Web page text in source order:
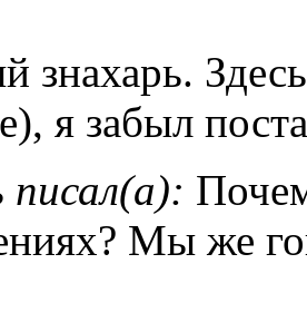
знахарь.
я забыл
писал(а):
Мы же